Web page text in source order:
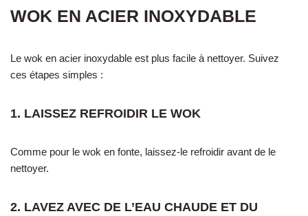
WOK EN ACIER INOXYDABLE
Le wok en acier inoxydable est plus facile à nettoyer. Suivez
ces étapes simples :
1. LAISSEZ REFROIDIR LE WOK
Comme pour le wok en fonte, laissez-le refroidir avant de le
nettoyer.
2. LAVEZ AVEC DE L’EAU CHAUDE ET DU